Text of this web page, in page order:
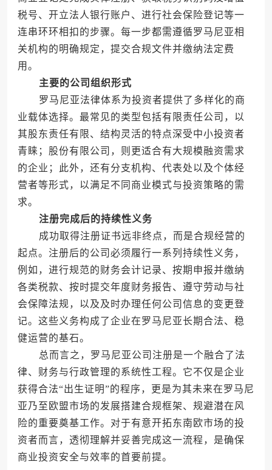
税号、开立法人银行账户、进行社会保险登记等一
连串环环相扣的步骤。每一步都需遵循罗马尼亚相
关机构的明确规定，提交合规文件并缴纳法定费
用。
主要的公司组织形式
罗马尼亚法律体系为投资者提供了多样化的商
业载体选择。最常见的类型包括有限责任公司，以
其股东责任有限、结构灵活的特点深受中小投资者
青睐；股份有限公司，则更适合有大规模融资需求
的企业；此外，还有分支机构、代表处以及个体经
营者等形式，以满足不同商业模式与投资策略的需
求。
注册完成后的持续性义务
成功取得注册证书远非终点，而是合规经营的
起点。注册后的公司必须履行一系列持续性义务，
例如，进行规范的财务会计记录、按期申报并缴纳
各类税款、按时提交年度财务报告、遵守劳动与社
会保障法规，以及及时办理任何公司信息的变更登
记。这些义务构成了企业在罗马尼亚长期合法、稳
健运营的基石。
总而言之，罗马尼亚公司注册是一个融合了法
律、财务与行政管理的系统性工程。它不仅是企业
获得合法“出生证明”的程序，更是为其未来在罗马尼
亚乃至欧盟市场的发展搭建合规框架、规避潜在风
险的重要奠基工作。对于有意开拓东南欧市场的投
资者而言，透彻理解并妥善完成这一流程，是确保
商业投资安全与效率的首要前提。